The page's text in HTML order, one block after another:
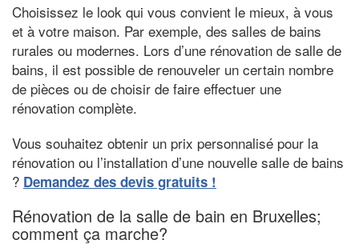
Choisissez le look qui vous convient le mieux, à vous
et à votre maison. Par exemple, des salles de bains
rurales ou modernes. Lors d’une rénovation de salle de
bains, il est possible de renouveler un certain nombre
de pièces ou de choisir de faire effectuer une
rénovation complète.
Vous souhaitez obtenir un prix personnalisé pour la
rénovation ou l’installation d’une nouvelle salle de bains
? Demandez des devis gratuits !
Rénovation de la salle de bain en Bruxelles;
comment ça marche?